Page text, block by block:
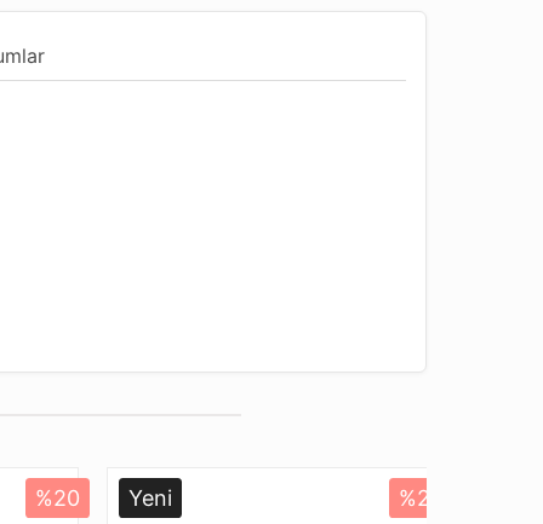
%20 Yeni %20